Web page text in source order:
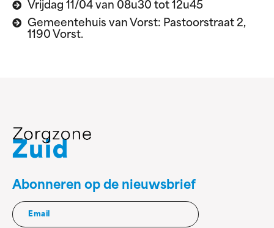
Vrijdag 11/04 van 08u30 tot 12u45
Gemeentehuis van Vorst: Pastoorstraat 2,
1190 Vorst.
Abonneren op de nieuwsbrief